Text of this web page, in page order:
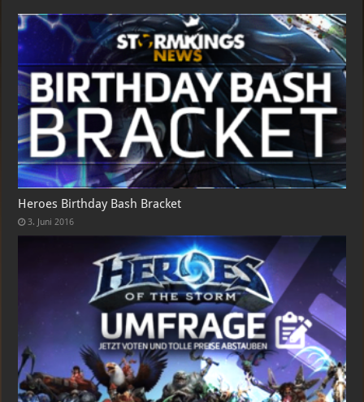
Heroes Birthday Bash Bracket
3. Juni 2016